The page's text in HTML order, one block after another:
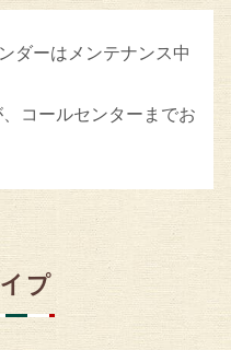
ダーはメンテナンス中
コールセンターまでお
プ